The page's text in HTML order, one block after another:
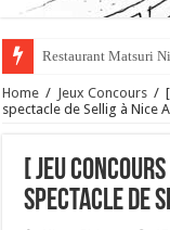
Rüya à Cannes : le
Home / Jeux Concours /
spectacle de Sellig à Nice
[ Jeu
spectacle de